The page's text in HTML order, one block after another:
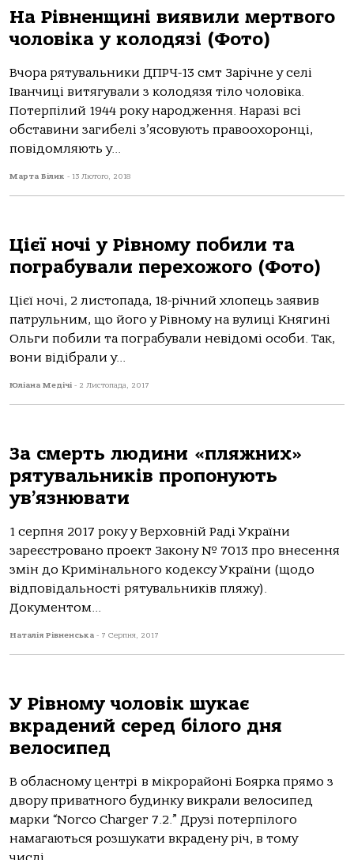
На Рівненщині виявили мертвого
чоловіка у колодязі (Фото)
Вчора рятувальники ДПРЧ-13 смт Зарічне у селі
Іванчиці витягували з колодязя тіло чоловіка.
Потерпілий 1944 року народження. Наразі всі
обставини загибелі з’ясовують правоохоронці,
повідомляють у...
Марта Білик - 13 Лютого, 2018
Цієї ночі у Рівному побили та
пограбували перехожого (Фото)
Цієї ночі, 2 листопада, 18-річний хлопець заявив
патрульним, що його у Рівному на вулиці Княгині
Ольги побили та пограбували невідомі особи. Так,
вони відібрали у...
Юліана Медічі - 2 Листопада, 2017
За смерть людини «пляжних»
рятувальників пропонують
ув’язнювати
1 серпня 2017 року у Верховній Раді України
зареєстровано проект Закону № 7013 про внесення
змін до Кримінального кодексу України (щодо
відповідальності рятувальників пляжу).
Документом...
Наталія Рівненська - 7 Серпня, 2017
У Рівному чоловік шукає
вкрадений серед білого дня
велосипед
В обласному центрі в мікрорайоні Боярка прямо з
двору приватного будинку викрали велосипед
марки “Norco Charger 7.2.” Друзі потерпілого
намагаються розшукати вкрадену річ, в тому